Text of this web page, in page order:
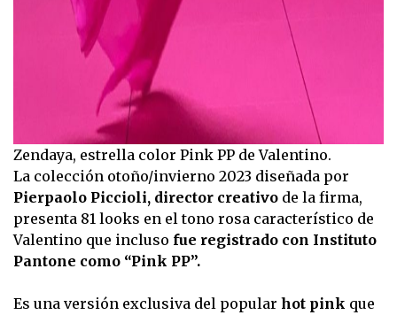
Zendaya, estrella color Pink PP de Valentino.
La colección otoño/invierno 2023 diseñada por
Pierpaolo Piccioli, director creativo de la firma,
presenta 81 looks en el tono rosa característico de
Valentino que incluso fue registrado con Instituto
Pantone como “Pink PP”.
Es una versión exclusiva del popular hot pink que